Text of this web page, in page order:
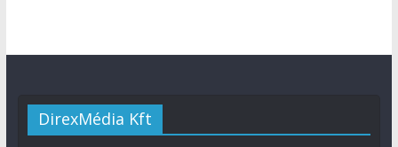
DirexMédia Kft